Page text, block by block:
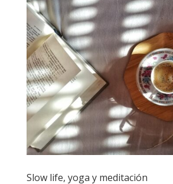
Slow life, yoga y meditación